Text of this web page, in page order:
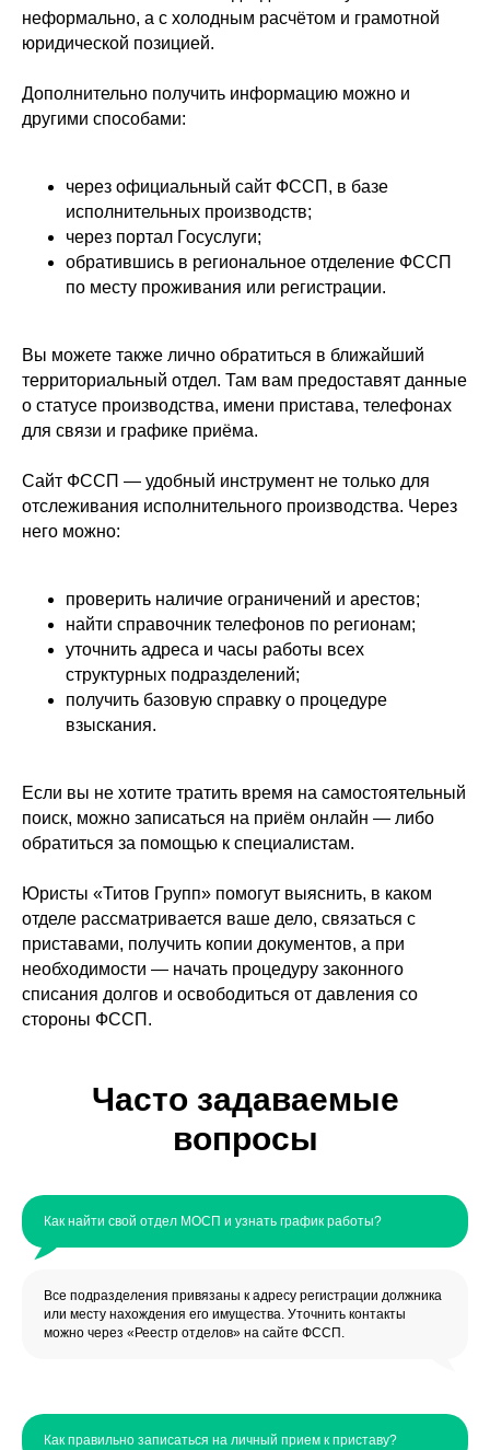
неформально, а с холодным расчётом и грамотной
юридической позицией.
Дополнительно получить информацию можно и
другими способами:
через официальный сайт ФССП, в базе
исполнительных производств;
через портал Госуслуги;
обратившись в региональное отделение ФССП
по месту проживания или регистрации.
Вы можете также лично обратиться в ближайший
территориальный отдел. Там вам предоставят данные
о статусе производства, имени пристава, телефонах
для связи и графике приёма.
Сайт ФССП — удобный инструмент не только для
отслеживания исполнительного производства. Через
него можно:
проверить наличие ограничений и арестов;
найти справочник телефонов по регионам;
уточнить адреса и часы работы всех
структурных подразделений;
получить базовую справку о процедуре
взыскания.
Если вы не хотите тратить время на самостоятельный
поиск, можно записаться на приём онлайн — либо
обратиться за помощью к специалистам.
Юристы «Титов Групп» помогут выяснить, в каком
отделе рассматривается ваше дело, связаться с
приставами, получить копии документов, а при
необходимости — начать процедуру законного
списания долгов и освободиться от давления со
стороны ФССП.
Часто задаваемые
вопросы
Как найти свой отдел МОСП и узнать график работы?
Все подразделения привязаны к адресу регистрации должника
или месту нахождения его имущества. Уточнить контакты
можно через «Реестр отделов» на сайте ФССП.
Как правильно записаться на личный прием к приставу?